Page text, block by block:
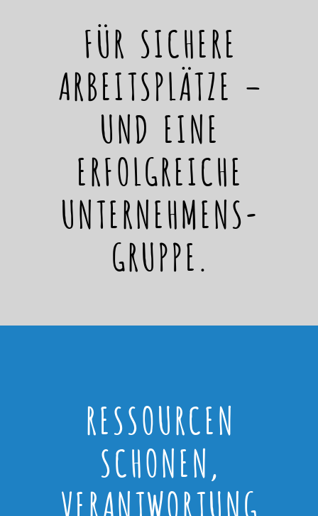
FÜR SICHERE
ARBEITSPLÄTZE –
UND EINE
ERFOLGREICHE
UNTERNEHMENS-
GRUPPE.
RESSOURCEN
SCHONEN,
VERANTWORTUNG